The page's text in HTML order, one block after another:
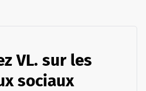
VL. sur les
sociaux